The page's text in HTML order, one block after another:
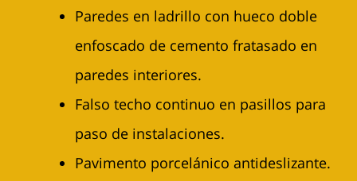
Paredes en ladrillo con hueco doble
enfoscado de cemento fratasado en
paredes interiores.
Falso techo continuo en pasillos para
paso de instalaciones.
Pavimento porcelánico antideslizante.